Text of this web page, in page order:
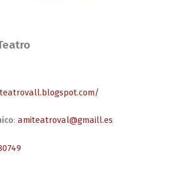
: amiteatroval@gmaill.es